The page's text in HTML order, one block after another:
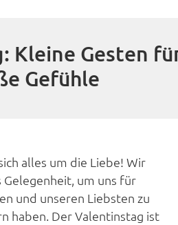
Kleine Gesten
Gefühle
alles um die Liebe! Wir
Gelegenheit, um uns für
und unseren Liebsten zu
haben. Der Valentinstag ist